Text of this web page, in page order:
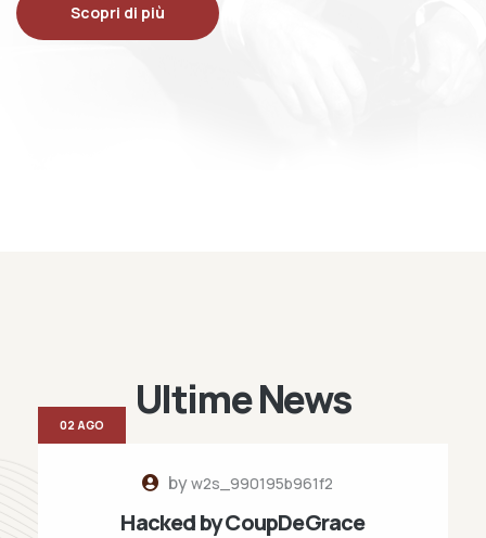
Scopri di più
Ultime News
byw2s_990195b961f2
Hacked by CoupDeGrace
02 AGO